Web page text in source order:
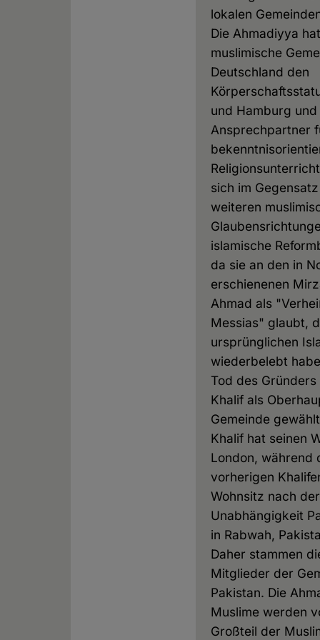
lokalen
Die Ahmadiyya
muslimische
Deutschland den
und Hamburg
Ansprechpartner
sich im
weiteren
islamische
da sie an den in
erschienenen
Ahmad als
Messias" glaubt,
ursprünglichen
wiederbelebt
Tod des
Khalif als
Gemeinde
Khalif hat seinen
London, während
vorherigen
Wohnsitz nach der
Unabhängigkeit
in Rabwah,
Daher stammen
Mitglieder der
Pakistan. Die
Muslime werden
Großteil der